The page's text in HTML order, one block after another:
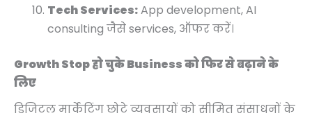
Tech Services:App development, AI
consulting जैसे services, ऑफर करें।
Growth Stop हो चुके Business को फिर से बढ़ाने के
लिए
डिजिटल मार्केटिंग छोटे व्यवसायों को सीमित संसाधनों के